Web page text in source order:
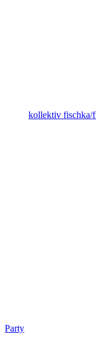
kollektiv fischka/
Party